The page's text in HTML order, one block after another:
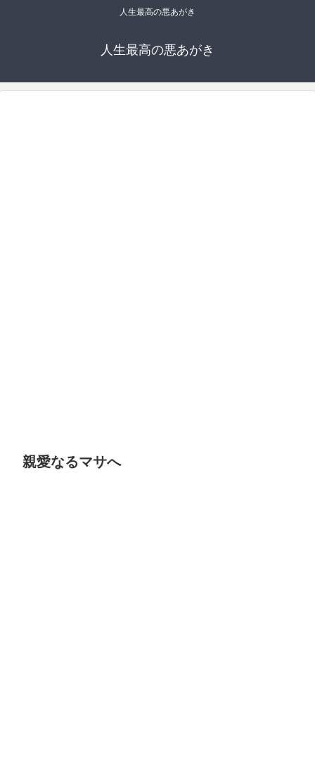
人生最高の悪あがき
人生最高の悪あがき
親愛なるマサへ